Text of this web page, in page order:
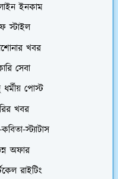
ইনকাম
স্টাইল
খবর
সেবা
ধর্মীয় পোস্ট
খবর
স্ট্যাটাস
অফার
রাইটিং